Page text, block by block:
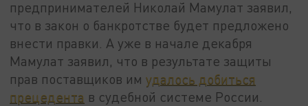
предпринимателей Николай Мамулат заявил,
что в закон о банкротстве будет предложено
внести правки. А уже в начале декабря
Мамулат заявил, что в результате защиты
прав поставщиков имудалось добиться
прецедента в судебной системе России.